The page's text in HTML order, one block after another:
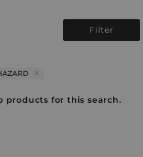
Filter
products for this search.